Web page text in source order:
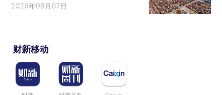
2026年08月07日
财新移动